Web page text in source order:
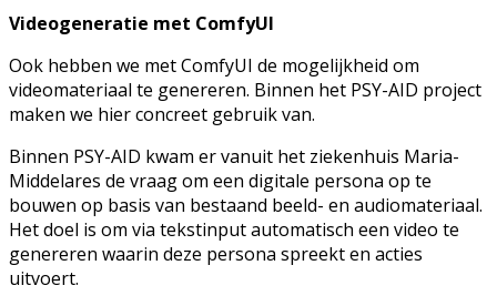
Videogeneratie met ComfyUI
Ook hebben we met ComfyUI de mogelijkheid om
videomateriaal te genereren. Binnen het PSY-AID project
maken we hier concreet gebruik van.
Binnen PSY-AID kwam er vanuit het ziekenhuis Maria-
Middelares de vraag om een digitale persona op te
bouwen op basis van bestaand beeld- en audiomateriaal.
Het doel is om via tekstinput automatisch een video te
genereren waarin deze persona spreekt en acties
uitvoert.